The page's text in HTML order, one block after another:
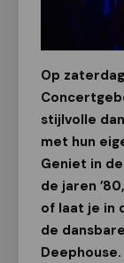
Op
stijlvolle
met hun
Geniet in
de jaren
of laat je in
de
Deephouse.